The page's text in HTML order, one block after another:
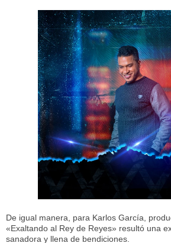
De igual manera, para Karlos García,
«Exaltando al Rey de Reyes» resultó una
sanadora y llena de bendiciones.